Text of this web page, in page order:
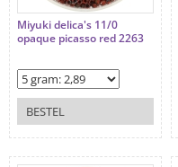
Miyuki delica's 11/0
opaque picasso red 2263
BESTEL